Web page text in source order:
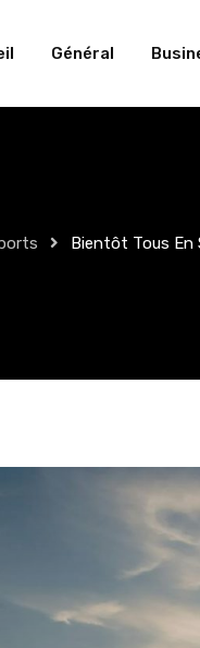
Général
Bientôt Tous En